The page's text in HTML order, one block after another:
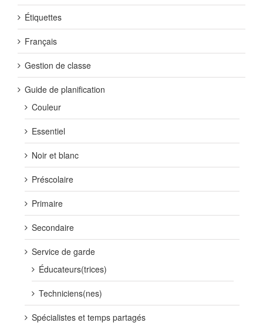
Étiquettes
Français
Gestion de classe
Guide de planification
Couleur
Essentiel
Noir et blanc
Préscolaire
Primaire
Secondaire
Service de garde
Éducateurs(trices)
Techniciens(nes)
Spécialistes et temps partagés